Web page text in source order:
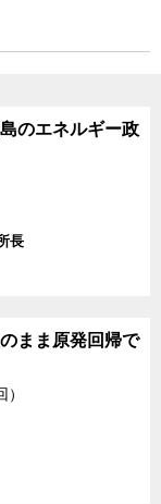
の最終報告書で指
が取られている形跡
基準を設定したの
は再稼働すること
原子力規制委の前
た原子力安全・保
った。ところが今
けで、事故の反省
現状を、われわれ
と同じ構造があっ
機となる。その自
シナリオに基づい
のエネルギー政
長
まま原発回帰で